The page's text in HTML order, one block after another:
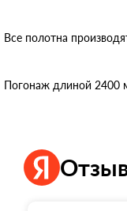
Все полотна
Погонаж длиной 2400